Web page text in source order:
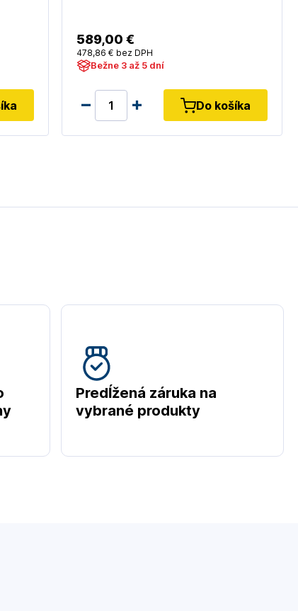
589,00 €
478,86 € bez DPH
Bežne 3 až 5 dní
Do košíka
Predĺžená záruka na
vybrané produkty